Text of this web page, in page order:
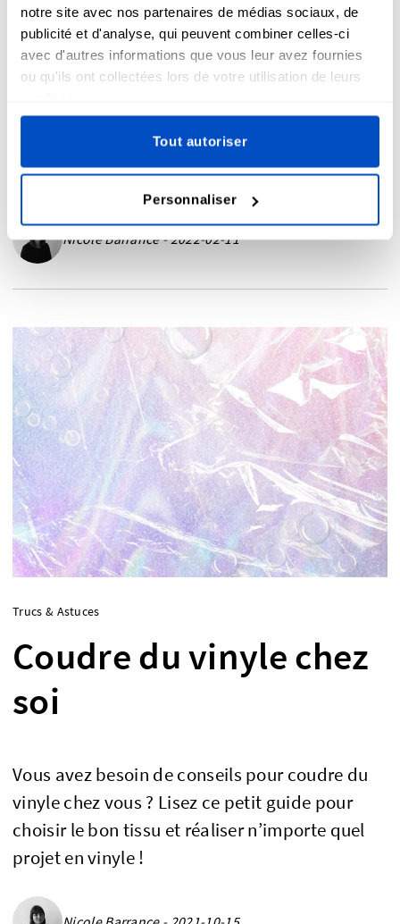
notre site avec nos partenaires de médias sociaux, de
publicité et d'analyse, qui peuvent combiner celles-ci
avec d'autres informations que vous leur avez fournies
ou qu'ils ont collectées lors de votre utilisation de leurs
Tout autoriser
Personnaliser
à voir absolument
Qu'il s'agisse de l'histoire de la vie d'un artiste,
d'un créateur de mode ou d'une It girl, ces
films (et séries) biographiques ne vont pas
vous décevoir !
Nicole Barrance - 2022-02-11
Trucs & Astuces
Coudre du vinyle chez
soi
Vous avez besoin de conseils pour coudre du
vinyle chez vous ? Lisez ce petit guide pour
choisir le bon tissu et réaliser n’importe quel
projet en vinyle !